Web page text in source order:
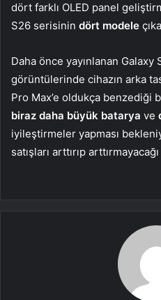
dört farklı OLED panel
S26 serisinin dört modele
Daha önce yayınlanan Galaxy
görüntülerinde cihazın arka
Pro Max’e oldukça benzediği
biraz daha büyük batarya ve
iyileştirmeler yapması
satışları arttırıp